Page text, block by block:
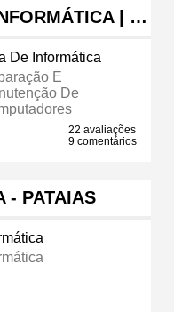
| …
De Informática
E
De
22 avaliações
9 comentários
- PATAIAS